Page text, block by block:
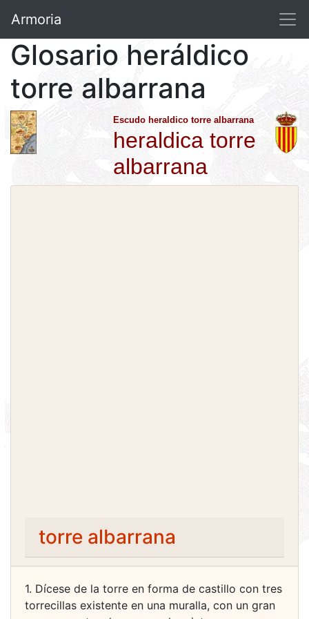
Armoria
Glosario heráldico
torre albarrana
Escudo heraldico torre albarrana
heraldica torre
albarrana
torre albarrana
1. Dícese de la torre en forma de castillo con tres
torrecillas existente en una muralla, con un gran